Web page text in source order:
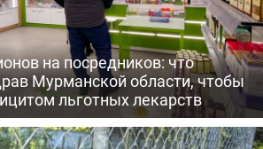
на посредников: что
Мурманской области, чтобы
льготных лекарств